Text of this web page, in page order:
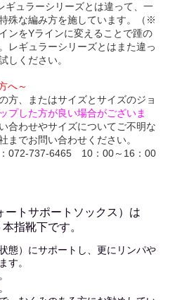
ギュラーシリーズとは違って、一
殊な編み方を施しています。（※
ンをYラインに変えることで踵の
レギュラーシリーズとはまた違っ
しください。
へ～
方、またはサイズとサイズのジョ
プした方が良い場合がございま
合わせやサイズについてご不明な
までお問い合わせください。
：072-737-6465 10：00～16：00
ートサポートソックス）は
指靴下です。
態）にサポートし、更にリンパや
す。